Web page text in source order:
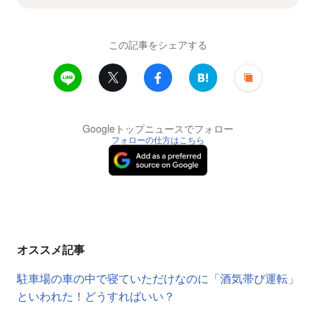
この記事をシェアする
Googleトップニュースでフォロー
フォローの仕方はこちら
オススメ記事
駐車場の車の中で寝ていただけなのに「酒気帯び運転」
といわれた！どうすればいい？